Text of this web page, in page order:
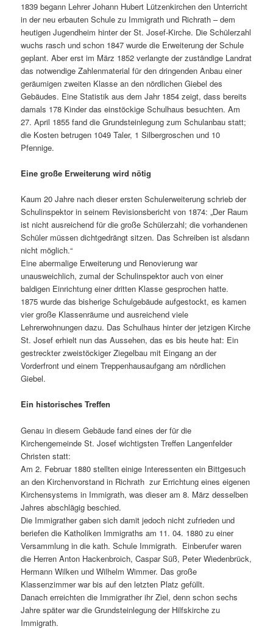
1839 begann Lehrer Johann Hubert Lützenkirchen den Unterricht
in der neu erbauten Schule zu Immigrath und Richrath – dem
heutigen Jugendheim hinter der St. Josef-Kirche. Die Schülerzahl
wuchs rasch und schon 1847 wurde die Erweiterung der Schule
geplant. Aber erst im März 1852 verlangte der zuständige Landrat
das notwendige Zahlenmaterial für den dringenden Anbau einer
geräumigen zweiten Klasse an den nördlichen Giebel des
Gebäudes. Eine Statistik aus dem Jahr 1854 zeigt, dass bereits
damals 178 Kinder das einstöckige Schulhaus besuchten. Am
27. April 1855 fand die Grundsteinlegung zum Schulanbau statt;
die Kosten betrugen 1049 Taler, 1 Silbergroschen und 10
Pfennige.
Eine große Erweiterung wird nötig
Kaum 20 Jahre nach dieser ersten Schulerweiterung schrieb der
Schulinspektor in seinem Revisionsbericht von 1874: „Der Raum
ist nicht ausreichend für die große Schülerzahl; die vorhandenen
Schüler müssen dichtgedrängt sitzen. Das Schreiben ist alsdann
nicht möglich.“
Eine abermalige Erweiterung und Renovierung war
unausweichlich, zumal der Schulinspektor auch von einer
baldigen Einrichtung einer dritten Klasse gesprochen hatte.
1875 wurde das bisherige Schulgebäude aufgestockt, es kamen
vier große Klassenräume und ausreichend viele
Lehrerwohnungen dazu. Das Schulhaus hinter der jetzigen Kirche
St. Josef erhielt nun das Aussehen, das es bis heute hat: Ein
gestreckter zweistöckiger Ziegelbau mit Eingang an der
Vorderfront und einem Treppenhausaufgang am nördlichen
Giebel.
Ein historisches Treffen
Genau in diesem Gebäude fand eines der für die
Kirchengemeinde St. Josef wichtigsten Treffen Langenfelder
Christen statt:
Am 2. Februar 1880 stellten einige Interessenten ein Bittgesuch
an den Kirchenvorstand in Richrath zur Errichtung eines eigenen
Kirchensystems in Immigrath, was dieser am 8. März desselben
Jahres abschlägig beschied.
Die Immigrather gaben sich damit jedoch nicht zufrieden und
beriefen die Katholiken Immigraths am 11. 04. 1880 zu einer
Versammlung in die kath. Schule Immigrath. Einberufer waren
die Herren Anton Hackenbroich, Caspar Süß, Peter Wiedenbrück,
Hermann Wilken und Wilhelm Wimmer. Das große
Klassenzimmer war bis auf den letzten Platz gefüllt.
Danach erreichten die Immigrather ihr Ziel, denn schon sechs
Jahre später war die Grundsteinlegung der Hilfskirche zu
Immigrath.